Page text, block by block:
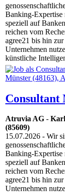
Banking-Expertise
speziell auf
reichen vom
agree21 bis hin
Unternehmen
künstliche
Consultant
Atruvia AG -
(85609)
15.07.2026 - Wir
Banking-Expertise
speziell auf
reichen vom
agree21 bis hin
Unternehmen